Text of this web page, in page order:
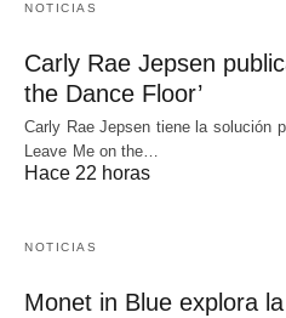
NOTICIAS
Carly Rae Jepsen
the Dance Floor’
Carly Rae Jepsen tiene la solución
Leave Me on the…
Hace 22 horas
NOTICIAS
Monet in Blue explora